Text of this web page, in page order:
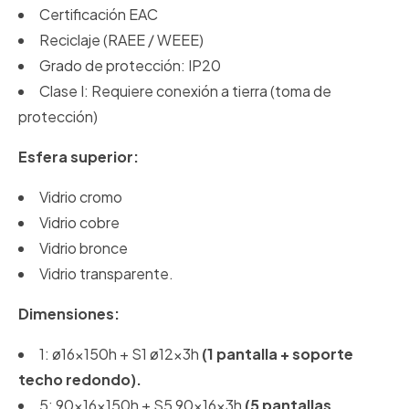
Certificación EAC
Reciclaje (RAEE / WEEE)
Grado de protección: IP20
Clase I: Requiere conexión a tierra (toma de
protección)
Esfera superior:
Vidrio cromo
Vidrio cobre
Vidrio bronce
Vidrio transparente.
Dimensiones:
1: ø16x150h + S1 ø12x3h (1 pantalla + soporte
techo redondo).
5: 90x16x150h + S5 90x16x3h (5 pantallas